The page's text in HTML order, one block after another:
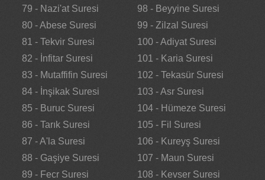
79 - Nazi'at Suresi
80 - Abese Suresi
81 - Tekvir Suresi
82 - İnfitar Suresi
83 - Mutaffifin Suresi
84 - İnşikak Suresi
85 - Buruc Suresi
86 - Tarık Suresi
87 - A'la Suresi
88 - Gaşiye Suresi
89 - Fecr Suresi
98 - Beyyine Suresi
99 - Zilzal Suresi
100 - Adiyat Suresi
101 - Karia Suresi
102 - Tekasür Suresi
103 - Asr Suresi
104 - Hümeze Suresi
105 - Fil Suresi
106 - Kureyş Suresi
107 - Maun Suresi
108 - Kevser Suresi